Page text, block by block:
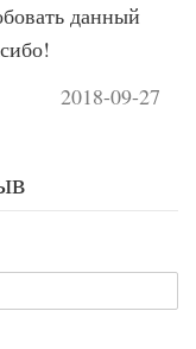
данный
2018-09-27